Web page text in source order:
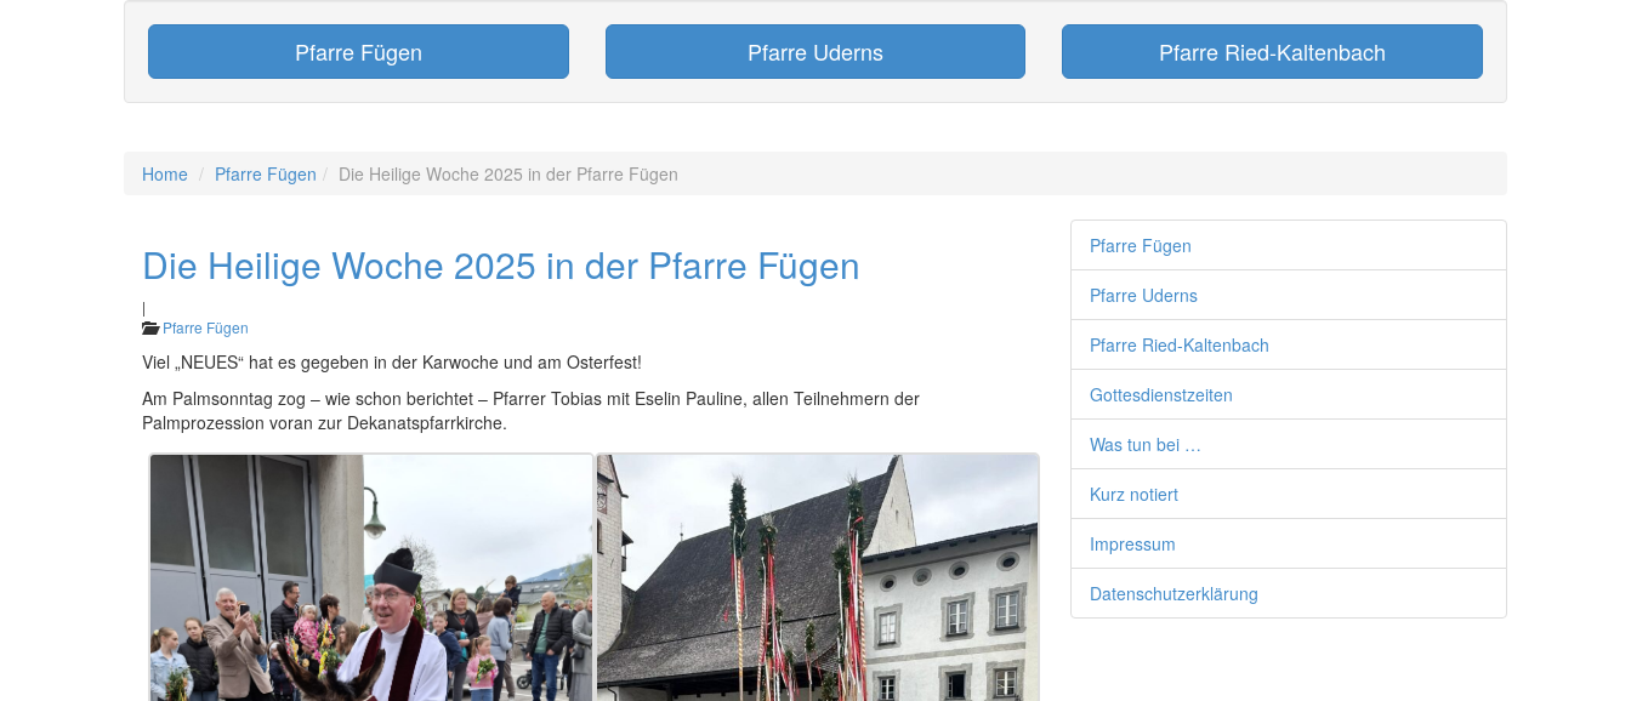
Pfarre Fügen Pfarre Uderns Pfarre Ried-Kaltenbach
Home Pfarre Fügen Die Heilige Woche 2025 in der Pfarre Fügen
Die Heilige Woche 2025 in der Pfarre Fügen
|
Pfarre Fügen
Viel „NEUES“ hat es gegeben in der Karwoche und am Osterfest!
Am Palmsonntag zog – wie schon berichtet – Pfarrer Tobias mit Eselin Pauline, allen Teilnehmern der
Palmprozession voran zur Dekanatspfarrkirche.
Pfarre Fügen
Pfarre Uderns
Pfarre Ried-Kaltenbach
Gottesdienstzeiten
Was tun bei …
Kurz notiert
Impressum
Datenschutzerklärung